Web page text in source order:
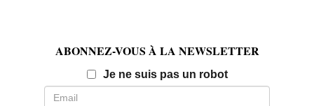
ABONNEZ-VOUS À LA NEWSLETTER
Je ne suis pas un robotEmail